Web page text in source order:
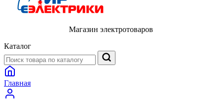
Магазин электротоваров
Каталог
Главная